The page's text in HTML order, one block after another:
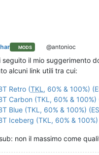
MODS @antonioc
seguito il mio suggerimento
alcuni link utili tra cui:
Retro (TKL , 60% & 100%)
Carbon (TKL, 60% & 100%)
Blue (TKL, 60% & 100%)
Iceberg (TKL, 60% &
non il massimo come